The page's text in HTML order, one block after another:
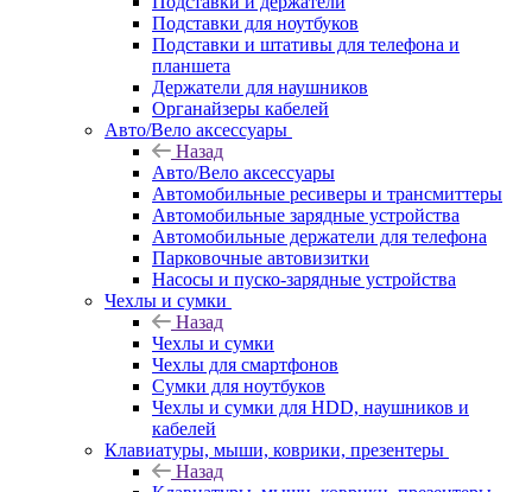
Подставки для ноутбуков
Подставки и штативы для телефона и
планшета
Держатели для наушников
Органайзеры кабелей
Авто/Вело аксессуары
Назад
Авто/Вело аксессуары
Автомобильные ресиверы и трансмиттеры
Автомобильные зарядные устройства
Автомобильные держатели для телефона
Парковочные автовизитки
Насосы и пуско-зарядные устройства
Чехлы и сумки
Назад
Чехлы и сумки
Чехлы для смартфонов
Сумки для ноутбуков
Чехлы и сумки для HDD, наушников и
кабелей
Клавиатуры, мыши, коврики, презентеры
Назад